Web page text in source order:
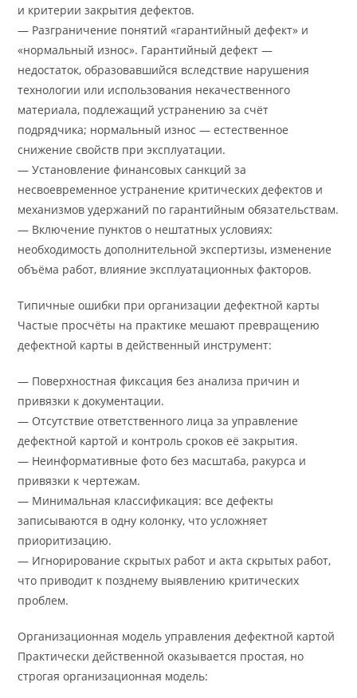
и критерии закрытия дефектов.
— Разграничение понятий «гарантийный дефект» и
«нормальный износ». Гарантийный дефект —
недостаток, образовавшийся вследствие нарушения
технологии или использования некачественного
материала, подлежащий устранению за счёт
подрядчика; нормальный износ — естественное
снижение свойств при эксплуатации.
— Установление финансовых санкций за
несвоевременное устранение критических дефектов и
механизмов удержаний по гарантийным обязательствам.
— Включение пунктов о нештатных условиях:
необходимость дополнительной экспертизы, изменение
объёма работ, влияние эксплуатационных факторов.
Типичные ошибки при организации дефектной карты
Частые просчёты на практике мешают превращению
дефектной карты в действенный инструмент:
— Поверхностная фиксация без анализа причин и
привязки к документации.
— Отсутствие ответственного лица за управление
дефектной картой и контроль сроков её закрытия.
— Неинформативные фото без масштаба, ракурса и
привязки к чертежам.
— Минимальная классификация: все дефекты
записываются в одну колонку, что усложняет
приоритизацию.
— Игнорирование скрытых работ и акта скрытых работ,
что приводит к позднему выявлению критических
проблем.
Организационная модель управления дефектной картой
Практически действенной оказывается простая, но
строгая организационная модель: